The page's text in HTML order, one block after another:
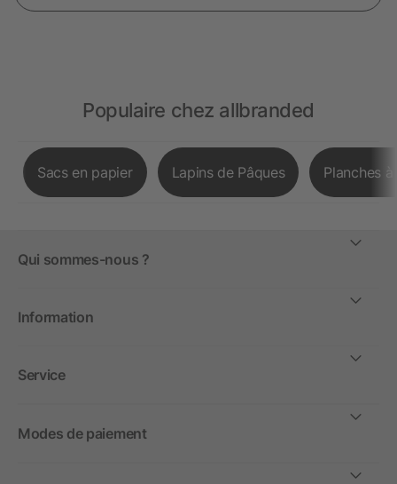
Populaire chez allbranded
Sacs en papier Lapins de Pâques Planches
Qui sommes-nous ?
Information
Service
Modes de paiement